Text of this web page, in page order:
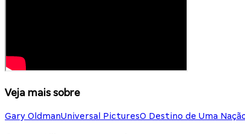
Veja mais sobre
Gary OldmanUniversal PicturesO Destino de Uma